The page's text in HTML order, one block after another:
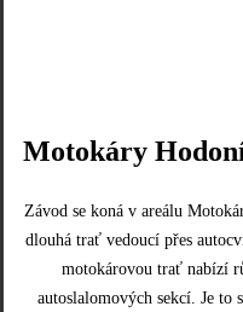
Motokáry
Závod se koná v areálu
dlouhá trať vedoucí přes
motokárovou trať nabízí
autoslalomových sekcí. Je to